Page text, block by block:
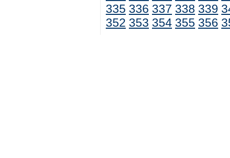
335 336 337 338 339
352 353 354 355 356